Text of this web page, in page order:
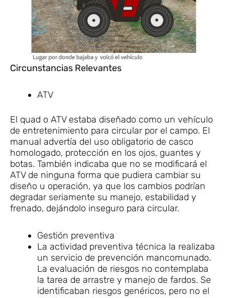
Circunstancias Relevantes
ATV
El quad o ATV estaba diseñado como un vehículo
de entretenimiento para circular por el campo. El
manual advertía del uso obligatorio de casco
homologado, protección en los ojos, guantes y
botas. También indicaba que no se modificará el
ATV de ninguna forma que pudiera cambiar su
diseño u operación, ya que los cambios podrían
degradar seriamente su manejo, estabilidad y
frenado, dejándolo inseguro para circular.
Gestión preventiva
La actividad preventiva técnica la realizaba
un servicio de prevención mancomunado.
La evaluación de riesgos no contemplaba
la tarea de arrastre y manejo de fardos. Se
identificaban riesgos genéricos, pero no el